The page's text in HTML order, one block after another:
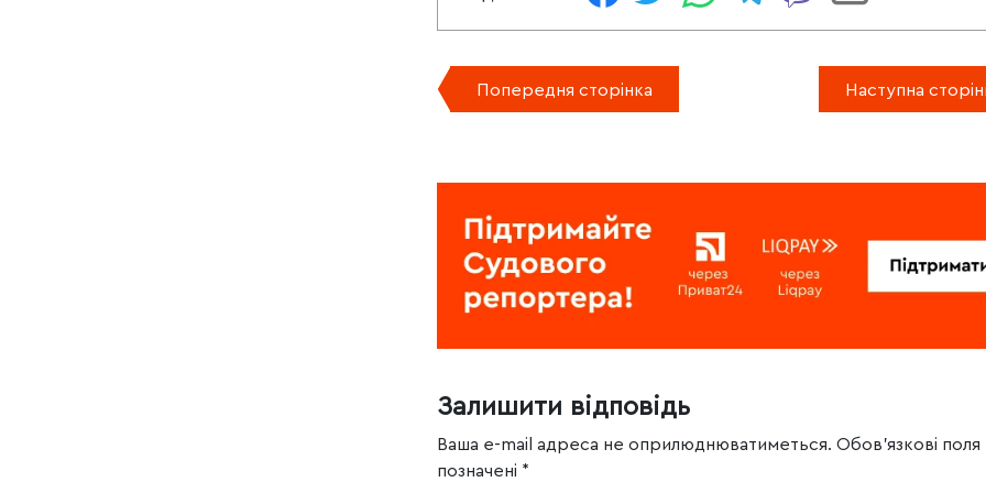
Попередня сторінка Наступна
Залишити відповідь
Ваша e-mail адреса не оприлюднюватиметься. Обов’язкові поля
позначені *